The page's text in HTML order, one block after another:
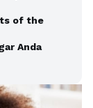
of the
Anda